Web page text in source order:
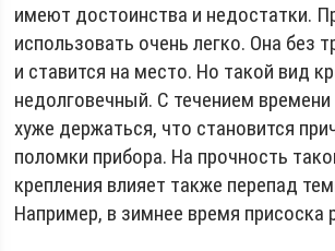
имеют достоинства и недостатки.
использовать очень легко. Она без
и ставится на место. Но такой вид
недолговечный. С течением времени
хуже держаться, что становится
поломки прибора. На прочность
крепления влияет также перепад
Например, в зимнее время присоска